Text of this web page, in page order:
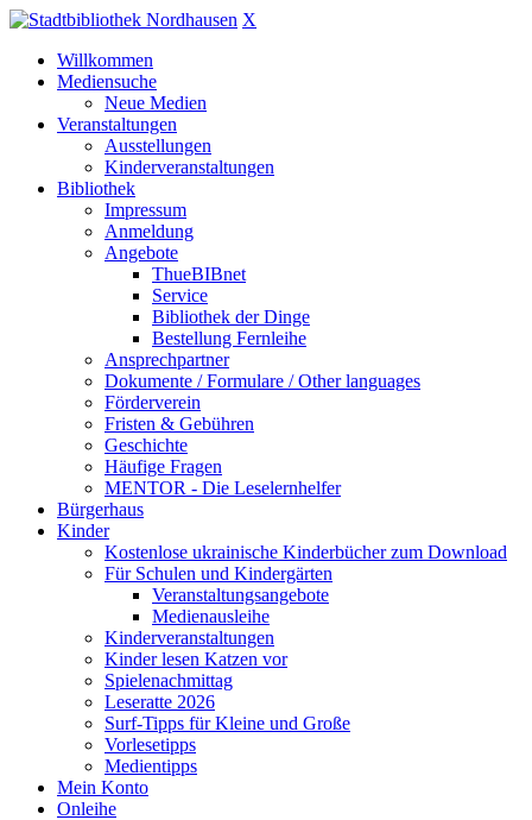
X
Willkommen
Mediensuche
Neue Medien
Veranstaltungen
Ausstellungen
Kinderveranstaltungen
Bibliothek
Impressum
Anmeldung
Angebote
ThueBIBnet
Service
Bibliothek der Dinge
Bestellung Fernleihe
Ansprechpartner
Dokumente / Formulare / Other languages
Förderverein
Fristen & Gebühren
Geschichte
Häufige Fragen
MENTOR - Die Leselernhelfer
Bürgerhaus
Kinder
Kostenlose ukrainische Kinderbücher zum Download
Für Schulen und Kindergärten
Veranstaltungsangebote
Medienausleihe
Kinderveranstaltungen
Kinder lesen Katzen vor
Spielenachmittag
Leseratte 2026
Surf-Tipps für Kleine und Große
Vorlesetipps
Medientipps
Mein Konto
Onleihe